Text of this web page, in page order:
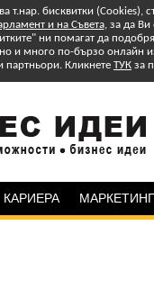
т.нар. бисквитки (Cookies),
и на Съвета, за да
ни помагат да
и много по-бързо онлайн
партньори. Кликнете ТУК за
КАРИЕРА МАРКЕТИНГ